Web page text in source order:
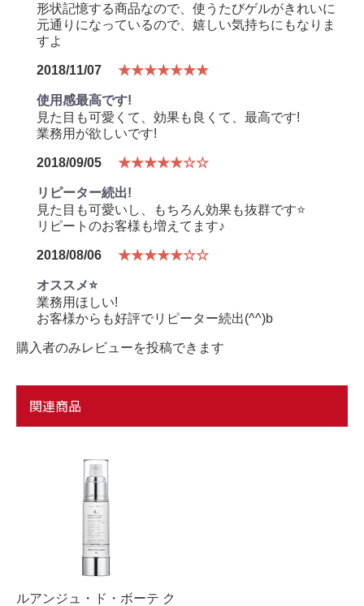
形状記憶する商品なので、使うたびゲルがきれいに
元通りになっているので、嬉しい気持ちにもなりま
すよ
2018/11/07 ★★★★★★★
使用感最高です!
見た目も可愛くて、効果も良くて、最高です!
業務用が欲しいです!
2018/09/05 ★★★★★☆☆
リピーター続出!
見た目も可愛いし、もちろん効果も抜群です⭐
リピートのお客様も増えてます♪
2018/08/06 ★★★★★☆☆
オススメ⭐
業務用ほしい!
お客様からも好評でリピーター続出(^^)b
購入者のみレビューを投稿できます
関連商品
ルアンジュ・ド・ボーテ ク